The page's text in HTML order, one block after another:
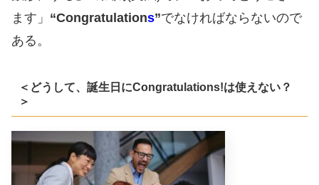
ます」 “Congratulations”でなければならないので
ある。
＜どうして、誕生日にCongratulations!は使えない？
＞